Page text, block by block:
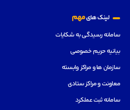
لینک هایمهم
سامانه رسیدگی به شکایات
بیانیه حریم خصوصی
سازمان ها و مراکز وابسته
معاونت و مراکز ستادی
سامانه ثبت عملکرد